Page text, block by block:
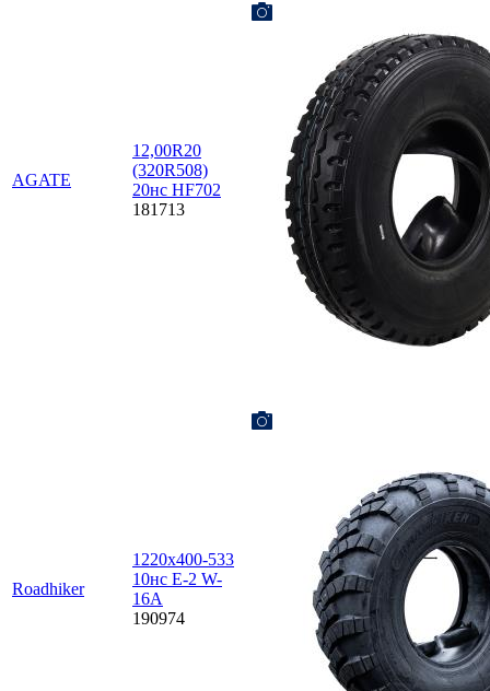
AGATE
12,00R20
(320R508)
20нс HF702
181713
Roadhiker
1220х400-533
10нс E-2 W-
16A
190974